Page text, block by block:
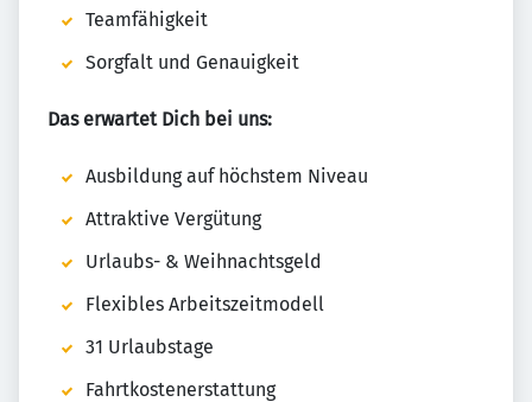
Teamfähigkeit
Sorgfalt und Genauigkeit
Das erwartet Dich bei uns:
Ausbildung auf höchstem Niveau
Attraktive Vergütung
Urlaubs- & Weihnachtsgeld
Flexibles Arbeitszeitmodell
31 Urlaubstage
Fahrtkostenerstattung